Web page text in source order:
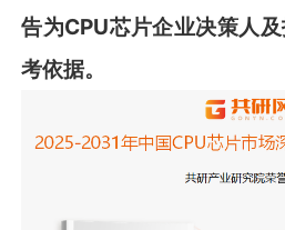
告为CPU芯片企业决策人
考依据。